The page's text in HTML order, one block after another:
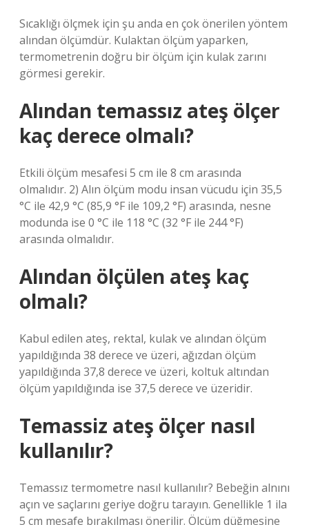
Sıcaklığı ölçmek için şu anda en çok önerilen yöntem
alından ölçümdür. Kulaktan ölçüm yaparken,
termometrenin doğru bir ölçüm için kulak zarını
görmesi gerekir.
Alından temassız ateş ölçer
kaç derece olmalı?
Etkili ölçüm mesafesi 5 cm ile 8 cm arasında
olmalıdır. 2) Alın ölçüm modu insan vücudu için 35,5
°C ile 42,9 °C (85,9 °F ile 109,2 °F) arasında, nesne
modunda ise 0 °C ile 118 °C (32 °F ile 244 °F)
arasında olmalıdır.
Alından ölçülen ateş kaç
olmalı?
Kabul edilen ateş, rektal, kulak ve alından ölçüm
yapıldığında 38 derece ve üzeri, ağızdan ölçüm
yapıldığında 37,8 derece ve üzeri, koltuk altından
ölçüm yapıldığında ise 37,5 derece ve üzeridir.
Temassiz ateş ölçer nasıl
kullanılır?
Temassız termometre nasıl kullanılır? Bebeğin alnını
açın ve saçlarını geriye doğru tarayın. Genellikle 1 ila
5 cm mesafe bırakılması önerilir. Ölçüm düğmesine